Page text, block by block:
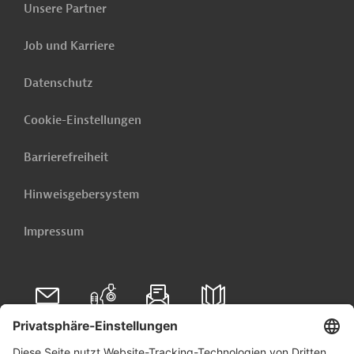
Bruhat
Mahanagara
Originaldokument:
Download
PRO202501161856166 (2)
Indien
Wasserversorgung, Bewässerung
Unsere Partner
Job und Karriere
Datenschutz
Cookie-Einstellungen
Barrierefreiheit
Hinweisgebersystem
Impressum